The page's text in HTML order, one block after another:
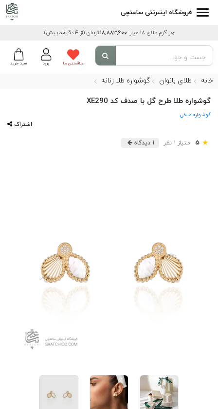
فروشگاه اینترنتی ساعتچی
هر گرم طلای 18 عیار: 18,883,600تومان (از 4 دقیقه پیش)
سبد خرید ورود علاقمندی ها
خانه طلای بانوان گوشواره طلا زنانه
گوشواره طلا طرح گل با صدف کد XE290
گوشواره میخی
اشتراک
★
5 امتیاز 1 نظر 1 دیدگاه